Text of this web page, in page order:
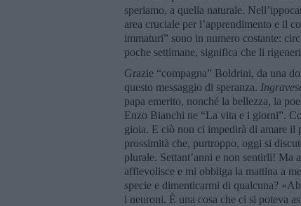
speriamo, a quella naturale.
area cruciale per l’apprendimento e il
immaturi” sono in numero costante:
poche settimane, significa che li
Grazie “compagna” Boldrini, da una
questo messaggio di speranza.
papa emerito, nonché la bellezza, la
Enzo Bianchi ne “La vita e i giorni”.
gioia. E ciò non ci impedirà di amare il
prossimità che, purtroppo, oggi si
plurale. Settant’anni e non sentirli! Ma
affievolisce e mi obbliga la mattina a
specie e dimenticarmi di qualcuna?
i neuroni. È una cosa che ci si poteva